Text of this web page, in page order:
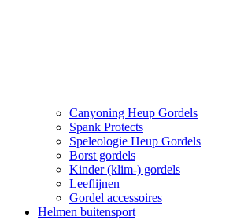
Canyoning Heup Gordels
Spank Protects
Speleologie Heup Gordels
Borst gordels
Kinder (klim-) gordels
Leeflijnen
Gordel accessoires
Helmen buitensport